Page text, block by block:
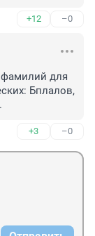
+12 –0
фамилий для
Бплалов,
+3 –0